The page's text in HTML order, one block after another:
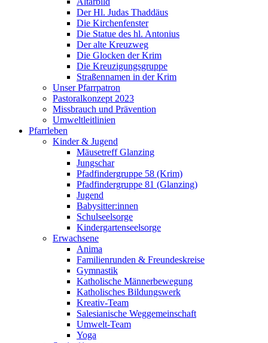
Der Hl. Judas Thaddäus
Die Kirchenfenster
Die Statue des hl. Antonius
Der alte Kreuzweg
Die Glocken der Krim
Die Kreuzigungsgruppe
Straßennamen in der Krim
Unser Pfarrpatron
Pastoralkonzept 2023
Missbrauch und Prävention
Umweltleitlinien
Pfarrleben
Kinder & Jugend
Mäusetreff Glanzing
Jungschar
Pfadfindergruppe 58 (Krim)
Pfadfindergruppe 81 (Glanzing)
Jugend
Babysitter:innen
Schulseelsorge
Kindergartenseelsorge
Erwachsene
Anima
Familienrunden & Freundeskreise
Gymnastik
Katholische Männerbewegung
Katholisches Bildungswerk
Kreativ-Team
Salesianische Weggemeinschaft
Umwelt-Team
Yoga